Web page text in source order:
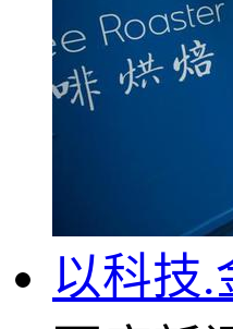
以科技.